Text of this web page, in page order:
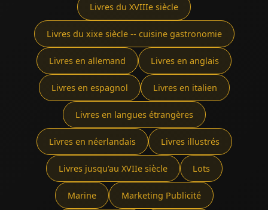
Livres du XVIIIe siècle
Livres du xixe siècle -- cuisine gastronomie
Livres en allemand Livres en anglais
Livres en espagnol Livres en italien
Livres en langues étrangères
Livres en néerlandais Livres illustrés
Livres jusqu'au XVIIe siècle Lots
Marine Marketing Publicité